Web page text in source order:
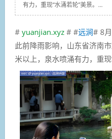
有力，重现“水涌若轮”美景。...
# yuanjian.xyz # #远涧# 8
此前降雨影响，山东省济南
米以上，泉水喷涌有力，重现